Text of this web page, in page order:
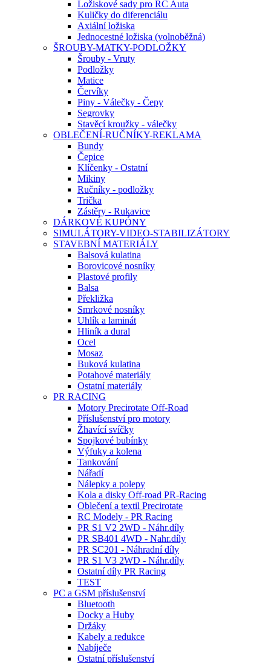
Ložiskové sady pro RC Auta
Kuličky do diferenciálu
Axiální ložiska
Jednocestné ložiska (volnoběžná)
ŠROUBY-MATKY-PODLOŽKY
Šrouby - Vruty
Podložky
Matice
Červíky
Piny - Válečky - Čepy
Segrovky
Stavěcí kroužky - válečky
OBLEČENÍ-RUČNÍKY-REKLAMA
Bundy
Čepice
Klíčenky - Ostatní
Mikiny
Ručníky - podložky
Trička
Zástěry - Rukavice
DÁRKOVÉ KUPÓNY
SIMULÁTORY-VIDEO-STABILIZÁTORY
STAVEBNÍ MATERIÁLY
Balsová kulatina
Borovicové nosníky
Plastové profily
Balsa
Překližka
Smrkové nosníky
Uhlík a laminát
Hliník a dural
Ocel
Mosaz
Buková kulatina
Potahové materiály
Ostatní materiály
PR RACING
Motory Precirotate Off-Road
Příslušenství pro motory
Žhavící svíčky
Spojkové bubínky
Výfuky a kolena
Tankování
Nářadí
Nálepky a polepy
Kola a disky Off-road PR-Racing
Oblečení a textil Precirotate
RC Modely - PR Racing
PR S1 V2 2WD - Náhr.díly
PR SB401 4WD - Nahr.díly
PR SC201 - Náhradní díly
PR S1 V3 2WD - Náhr.díly
Ostatní díly PR Racing
TEST
PC a GSM příslušenství
Bluetooth
Docky a Huby
Držáky
Kabely a redukce
Nabíječe
Ostatní příslušenství